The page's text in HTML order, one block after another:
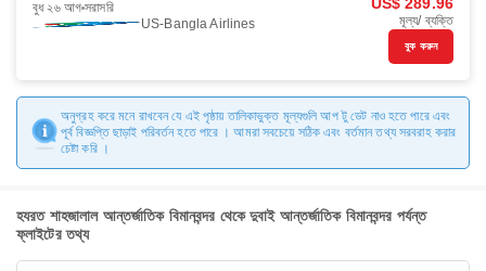
বুধ ২৬ আগ সরাসরি
US-Bangla Airlines
মূল্য/ ব্যক্তি
বুক করুন
অনুগ্রহ করে মনে রাখবেন যে এই পৃষ্ঠায় তালিকাভুক্ত মূল্যগুলি আপ টু ডেট নাও হতে পারে এবং
পূর্ব বিজ্ঞপ্তি ছাড়াই পরিবর্তন হতে পারে । আমরা সবচেয়ে সঠিক এবং বর্তমান তথ্য সরবরাহ করার
চেষ্টা করি ।
হযরত শাহজালাল আন্তর্জাতিক বিমানবন্দর থেকে দুবাই আন্তর্জাতিক বিমানবন্দর পর্যন্ত
ফ্লাইটের তথ্য